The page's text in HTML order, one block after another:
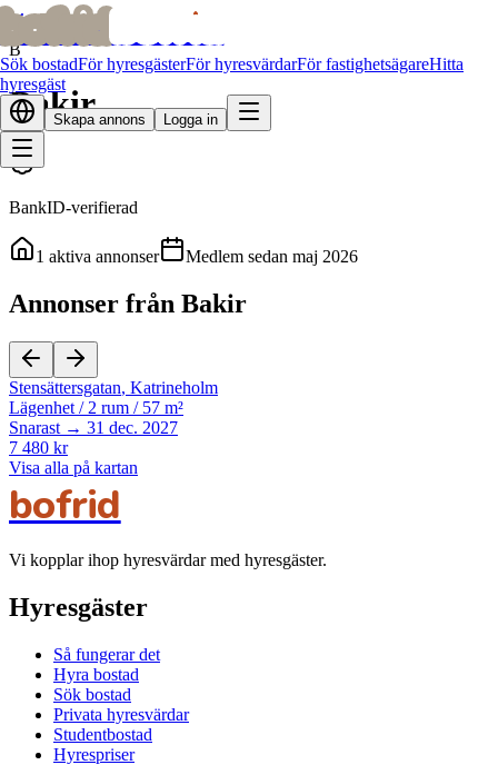
bofridbofrid
Sök bostadFör hyresgästerFör hyresvärdarFör fastighetsägareHitta
hyresgäst
Skapa annons Logga in
Alla hyresvärdar
B
Bakir
BankID-verifierad
1 aktiva annonser Medlem sedan maj 2026
Annonser från Bakir
Stensättersgatan, Katrineholm
Lägenhet / 2 rum / 57 m²
Snarast → 31 dec. 2027
7 480 kr
Visa alla på kartan
bofrid
Vi kopplar ihop hyresvärdar med hyresgäster.
Hyresgäster
Så fungerar det
Hyra bostad
Sök bostad
Privata hyresvärdar
Studentbostad
Hyrespriser